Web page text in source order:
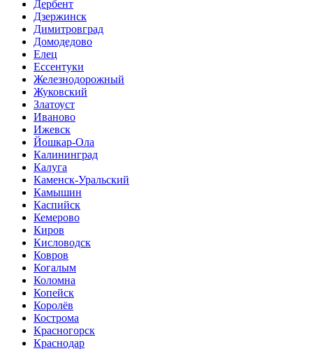
Дербент
Дзержинск
Димитровград
Домодедово
Елец
Ессентуки
Железнодорожный
Жуковский
Златоуст
Иваново
Ижевск
Йошкар-Ола
Калининград
Калуга
Каменск-Уральский
Камышин
Каспийск
Кемерово
Киров
Кисловодск
Ковров
Когалым
Коломна
Копейск
Королёв
Кострома
Красногорск
Краснодар